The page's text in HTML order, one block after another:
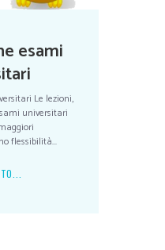
esami
Le lezioni,
universitari
flessibilità...